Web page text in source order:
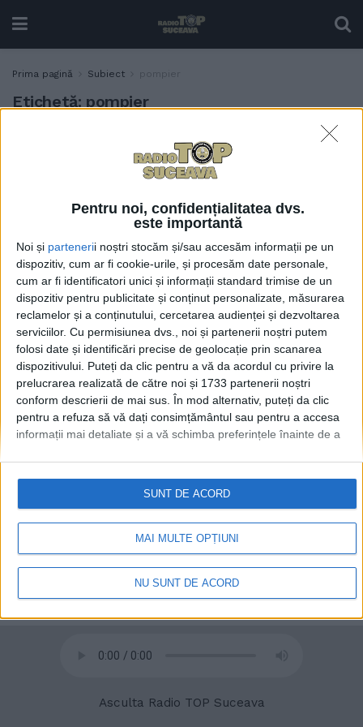
Pentru noi, confidențialitatea dvs.
este importantă
Noi și partenerii noștri stocăm și/sau accesăm informații pe un
dispozitiv, cum ar fi cookie-urile, și procesăm date personale,
cum ar fi identificatori unici și informații standard trimise de un
dispozitiv pentru publicitate și conținut personalizate, măsurarea
reclamelor și a conținutului, cercetarea audienței și dezvoltarea
serviciilor. Cu permisiunea dvs., noi și partenerii noștri putem
folosi date și identificări precise de geolocație prin scanarea
dispozitivului. Puteți da clic pentru a vă da acordul cu privire la
prelucrarea realizată de către noi și 1733 partenerii noștri
conform descrierii de mai sus. În mod alternativ, puteți da clic
pentru a refuza să vă dați consimțământul sau pentru a accesa
informații mai detaliate și a vă schimba preferințele înainte de a
retrageți consimțământul în orice moment, revenind la acest site
și făcând clic pe butonul "Confidențialitate" din partea de jos a
paginii web.
MAI MULTE OPȚIUNI
NU SUNT DE ACORD
SUNT DE ACORD
Prima pagină Subiect pompier
Etichetă: pompier
Pompierul sucevean Radu
Petenghea, dublu medaliat
cu aur la Campionatul
Fitness & Fitness Challenge.
ISU Suceava: Sîntem
onorați să îl avem în echipă
5 IUNIE, 2025
ACTUALITATE
22 de posturi de pompier,
scoase la concurs de ISU
Suceava
23 NOIEMBRIE, 2021
© 2020Radio TOP Suceava 104 FM
Asculta Radio TOP Suceava